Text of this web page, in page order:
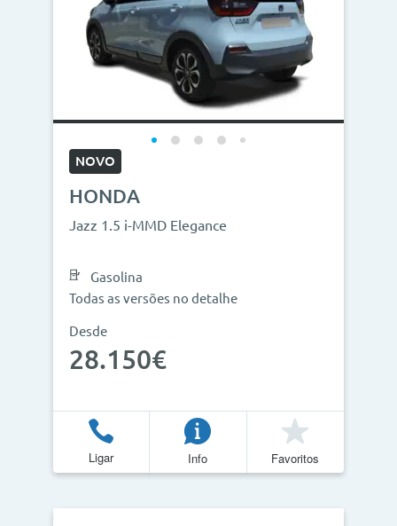
NOVO
HONDA
Jazz 1.5 i-MMD Elegance
Gasolina
Todas as versões no detalhe
Desde
28.150€
Ligar Info Favoritos